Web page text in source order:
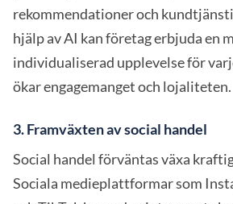
rekommendationer och
hjälp av AI kan företag erbjuda en
individualiserad upplevelse för
ökar engagemanget och lojaliteten.
3. Framväxten av social handel
Social handel förväntas växa
Sociala medieplattformar som